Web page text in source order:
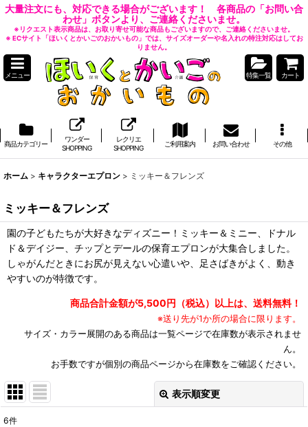
大量注文にも、対応できる場合がございます！ 各商品の「お問い合
わせ」ボタンより、ご連絡くださいませ。
※リクエスト表示商品は、お取り寄せ可能な商品もございますので、ご連絡くださいませ。
※ ECサイト「ほいくとかいごのおかいもの」では、サイズオーダーや名入れの特注対応はしてお
りません。
メニュー 特集一覧 カート
商品カテゴリー
ワンダー
SHOPPING
レクリエ
SHOPPING
ご利用案内 お問い合わせ その他
ホーム > キャラクターエプロン > ミッキー＆フレンズ
ミッキー＆フレンズ
園の子どもたちが大好きなディズニー！ミッキー＆ミニー、ドナル
ド＆デイジー、チップとデールの保育エプロンが大集合しました。
しゃがんだときにお尻が見えない心遣いや、足さばきがよく、動き
やすいのが特徴です。
商品合計金額が5,500円（税込）以上は、送料無料！
※送り先が1か所の場合に限ります。
サイズ・カラー展開のある商品は一覧ページで在庫数が表示されませ
ん。
お手数ですが個別の商品ページから在庫数をご確認ください。
表示順変更
6件